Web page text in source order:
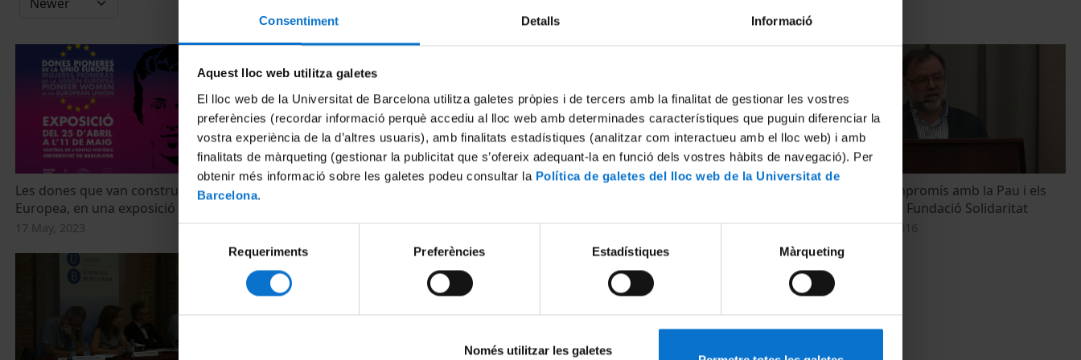
Consentiment Detalls Informació
Aquest lloc web utilitza galetes
El lloc web de la Universitat de Barcelona utilitza galetes pròpies i de tercers amb la finalitat de gestionar les vostres
preferències (recordar informació perquè accediu al lloc web amb determinades característiques que puguin diferenciar la
vostra experiència de la d’altres usuaris), amb finalitats estadístiques (analitzar com interactueu amb el lloc web) i amb
finalitats de màrqueting (gestionar la publicitat que s’ofereix adequant-la en funció dels vostres hàbits de navegació). Per
obtenir més informació sobre les galetes podeu consultar la Política de galetes del lloc web de la Universitat de
Barcelona.
de
consentiment
Requeriments Preferències Estadístiques Màrqueting
Només utilitzar les galetes
Les dones que van construir la Unió
Europea, en una exposició
17 May, 2023 5 October, 2020
20 anys de compromís amb la Pau i els
Drets Humans. Fundació Solidaritat
29 September, 2016